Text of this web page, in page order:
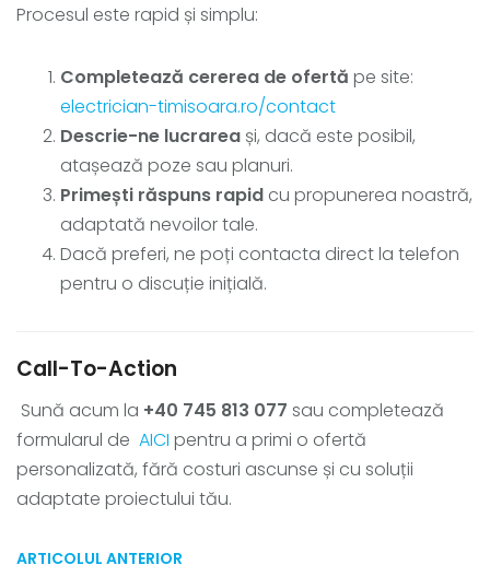
Procesul este rapid și simplu:
Completează cererea de ofertă pe site:
electrician-timisoara.ro/contact
Descrie-ne lucrarea și, dacă este posibil,
atașează poze sau planuri.
Primești răspuns rapid cu propunerea noastră,
adaptată nevoilor tale.
Dacă preferi, ne poți contacta direct la telefon
pentru o discuție inițială.
Call-To-Action
Sună acum la +40 745 813 077 sau completează
formularul de AICI pentru a primi o ofertă
personalizată, fără costuri ascunse și cu soluții
adaptate proiectului tău.
ARTICOLUL ANTERIOR